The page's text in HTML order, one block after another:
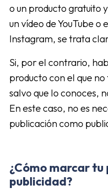
o un producto gratuito
un vídeo de YouTube o
Instagram, se trata
Si, por el contrario,
producto con el que
salvo que lo conoces,
En este caso, no es
publicación como
¿Cómo marcar
publicidad?